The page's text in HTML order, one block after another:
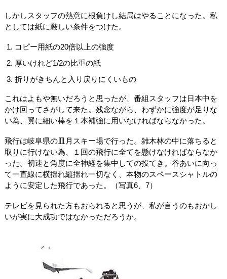
しかしスタッフの熱意に根負けし結局はやることになった。私
としては紙に厳しい条件をつけた。
コピー用紙の20倍以上の強度
厚いけれど1/2の比重の紙
折りがきちんと入り戻りにくいもの
これはよもや無いだろうと思ったが、番組スタッフは日本中を
かけ回ってさがして来た。残念ながら、わずかに強度が足りな
い為、翼に細い棒を１本補強に用いなければならなかった。
飛行は岐阜県の皿月スキー場で行った。雑木林の中に落ちると
取りに行けない為、１回の飛行に全てを懸けなければならなか
った。初速と角度に全神経を集中しての投てき。谷あいに向っ
て一直線に横揺れ縦揺れ一切なく、本物のスペースシャトルの
ように安定した飛行であった。（写真6、7）
テレビを見られた方もおられると思うが、私が言うのもおかし
いが実に大成功ではなかっただろうか。